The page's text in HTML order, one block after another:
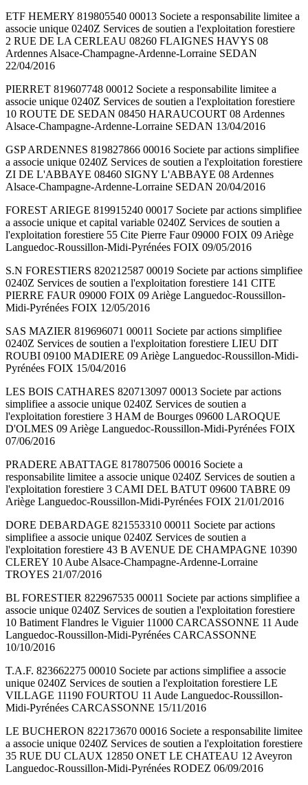
ETF HEMERY 819805540 00013 Societe a responsabilite limitee a
associe unique 0240Z Services de soutien a l'exploitation forestiere
2 RUE DE LA CERLEAU 08260 FLAIGNES HAVYS 08
Ardennes Alsace-Champagne-Ardenne-Lorraine SEDAN
22/04/2016
PIERRET 819607748 00012 Societe a responsabilite limitee a
associe unique 0240Z Services de soutien a l'exploitation forestiere
10 ROUTE DE SEDAN 08450 HARAUCOURT 08 Ardennes
Alsace-Champagne-Ardenne-Lorraine SEDAN 13/04/2016
GSP ARDENNES 819827866 00016 Societe par actions simplifiee
a associe unique 0240Z Services de soutien a l'exploitation forestiere
ZI DE L'ABBAYE 08460 SIGNY L'ABBAYE 08 Ardennes
Alsace-Champagne-Ardenne-Lorraine SEDAN 20/04/2016
FOREST ARIEGE 819915240 00017 Societe par actions simplifiee
a associe unique et capital variable 0240Z Services de soutien a
l'exploitation forestiere 55 Cite Pierre Faur 09000 FOIX 09 Ariège
Languedoc-Roussillon-Midi-Pyrénées FOIX 09/05/2016
S.N FORESTIERS 820212587 00019 Societe par actions simplifiee
0240Z Services de soutien a l'exploitation forestiere 141 CITE
PIERRE FAUR 09000 FOIX 09 Ariège Languedoc-Roussillon-
Midi-Pyrénées FOIX 12/05/2016
SAS MAZIER 819696071 00011 Societe par actions simplifiee
0240Z Services de soutien a l'exploitation forestiere LIEU DIT
ROUBI 09100 MADIERE 09 Ariège Languedoc-Roussillon-Midi-
Pyrénées FOIX 15/04/2016
LES BOIS CATHARES 820713097 00013 Societe par actions
simplifiee a associe unique 0240Z Services de soutien a
l'exploitation forestiere 3 HAM de Bourges 09600 LAROQUE
D'OLMES 09 Ariège Languedoc-Roussillon-Midi-Pyrénées FOIX
07/06/2016
PRADERE ABATTAGE 817807506 00016 Societe a
responsabilite limitee a associe unique 0240Z Services de soutien a
l'exploitation forestiere 3 CAMI DEL BATUT 09600 TABRE 09
Ariège Languedoc-Roussillon-Midi-Pyrénées FOIX 21/01/2016
DORE DEBARDAGE 821553310 00011 Societe par actions
simplifiee a associe unique 0240Z Services de soutien a
l'exploitation forestiere 43 B AVENUE DE CHAMPAGNE 10390
CLEREY 10 Aube Alsace-Champagne-Ardenne-Lorraine
TROYES 21/07/2016
BL FORESTIER 822967535 00011 Societe par actions simplifiee a
associe unique 0240Z Services de soutien a l'exploitation forestiere
10 Batiment Flandres le Viguier 11000 CARCASSONNE 11 Aude
Languedoc-Roussillon-Midi-Pyrénées CARCASSONNE
10/10/2016
T.A.F. 823662275 00010 Societe par actions simplifiee a associe
unique 0240Z Services de soutien a l'exploitation forestiere LE
VILLAGE 11190 FOURTOU 11 Aude Languedoc-Roussillon-
Midi-Pyrénées CARCASSONNE 15/11/2016
LE BUCHERON 822173670 00016 Societe a responsabilite limitee
a associe unique 0240Z Services de soutien a l'exploitation forestiere
35 RUE DU CLAUX 12850 ONET LE CHATEAU 12 Aveyron
Languedoc-Roussillon-Midi-Pyrénées RODEZ 06/09/2016